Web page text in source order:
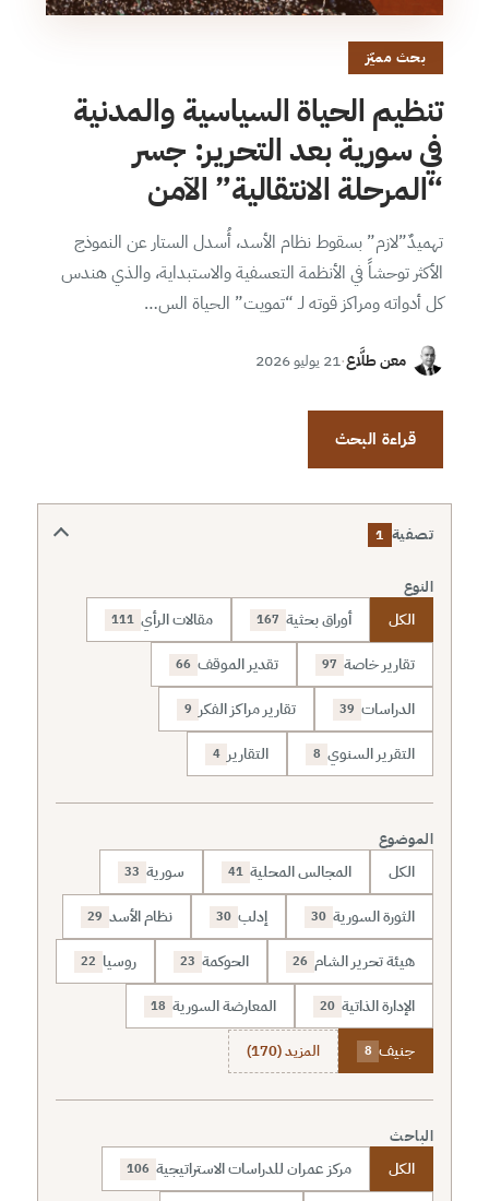
بحث مميّز
تنظيم الحياة السياسية والمدنية
في سورية بعد التحرير: جسر
“المرحلة الانتقالية” الآمن
تهميدٌ”لازم” بسقوط نظام الأسد، أُسدل الستار عن النموذج
الأكثر توحشاً في الأنظمة التعسفية والاستبداية، والذي هندس
كل أدواته ومراكز قوته لـ “تمويت” الحياة الس…
معن طلَّاع·21 يوليو 2026
قراءة البحث
تصفية 1
النوع
الكل أوراق بحثية 167 مقالات الرأي 111
تقارير خاصة 97 تقدير الموقف 66
الدراسات 39 تقارير مراكز الفكر 9
التقرير السنوي 8 التقارير 4
الموضوع
الكل المجالس المحلية 41 سورية 33
الثورة السورية 30 إدلب 30 نظام الأسد 29
هيئة تحرير الشام 26 الحوكمة 23 روسيا 22
الإدارة الذاتية 20 المعارضة السورية 18
جنيف 8 المزيد (170)
الباحث
الكل مركز عمران للدراسات الاستراتيجية 106